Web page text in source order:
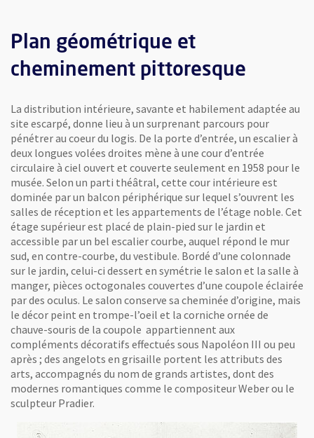
Plan géométrique et
cheminement pittoresque
La distribution intérieure, savante et habilement adaptée au
site escarpé, donne lieu à un surprenant parcours pour
pénétrer au coeur du logis. De la porte d’entrée, un escalier à
deux longues volées droites mène à une cour d’entrée
circulaire à ciel ouvert et couverte seulement en 1958 pour le
musée. Selon un parti théâtral, cette cour intérieure est
dominée par un balcon périphérique sur lequel s’ouvrent les
salles de réception et les appartements de l’étage noble. Cet
étage supérieur est placé de plain-pied sur le jardin et
accessible par un bel escalier courbe, auquel répond le mur
sud, en contre-courbe, du vestibule. Bordé d’une colonnade
sur le jardin, celui-ci dessert en symétrie le salon et la salle à
manger, pièces octogonales couvertes d’une coupole éclairée
par des oculus. Le salon conserve sa cheminée d’origine, mais
le décor peint en trompe-l’oeil et la corniche ornée de
chauve-souris de la coupole appartiennent aux
compléments décoratifs effectués sous Napoléon III ou peu
après ; des angelots en grisaille portent les attributs des
arts, accompagnés du nom de grands artistes, dont des
modernes romantiques comme le compositeur Weber ou le
sculpteur Pradier.
Vue agrandie de l'image